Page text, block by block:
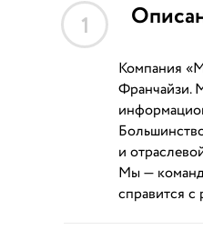
1
Компания
Франчайзи.
и
Мы —
справится